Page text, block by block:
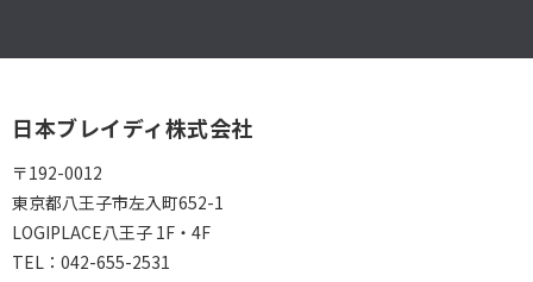
日本ブレイディ株式会社
〒192-0012
東京都八王子市左入町652-1
LOGIPLACE八王子 1F・4F
TEL： 042-655-2531